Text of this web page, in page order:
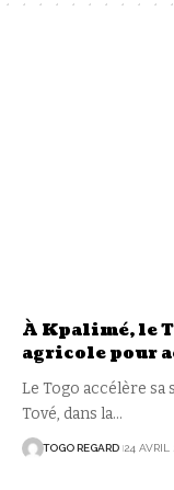
À Kpalimé, le
agricole pour
Le Togo accélère
Tové, dans la…
TOGO REGARD 24 AVRIL